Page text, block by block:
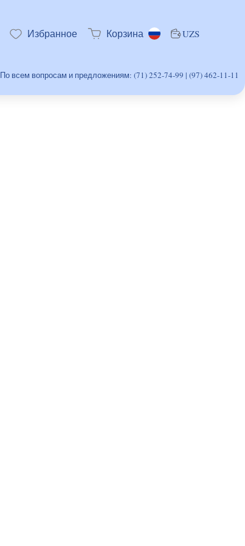
Избранное Корзина UZS
По всем вопросам и предложениям: (71) 252-74-99 | (97) 462-11-11